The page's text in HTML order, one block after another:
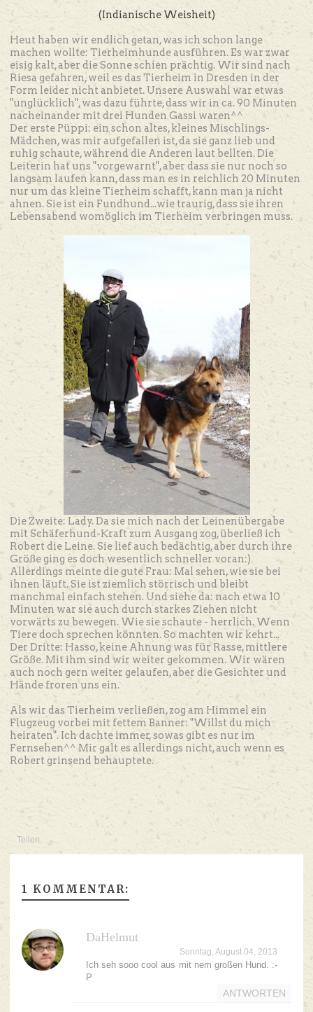
(Indianische Weisheit)
Heut haben wir endlich getan, was ich schon lange
machen wollte: Tierheimhunde ausführen. Es war zwar
eisig kalt, aber die Sonne schien prächtig. Wir sind nach
Riesa gefahren, weil es das Tierheim in Dresden in der
Form leider nicht anbietet. Unsere Auswahl war etwas
"unglücklich", was dazu führte, dass wir in ca. 90 Minuten
nacheinander mit drei Hunden Gassi waren^^
Der erste Püppi: ein schon altes, kleines Mischlings-
Mädchen, was mir aufgefallen ist, da sie ganz lieb und
ruhig schaute, während die Anderen laut bellten. Die
Leiterin hat uns "vorgewarnt", aber dass sie nur noch so
langsam laufen kann, dass man es in reichlich 20 Minuten
nur um das kleine Tierheim schafft, kann man ja nicht
ahnen. Sie ist ein Fundhund...wie traurig, dass sie ihren
Lebensabend womöglich im Tierheim verbringen muss.
Die Zweite: Lady. Da sie mich nach der Leinenübergabe
mit Schäferhund-Kraft zum Ausgang zog, überließ ich
Robert die Leine. Sie lief auch bedächtig, aber durch ihre
Größe ging es doch wesentlich schneller voran:)
Allerdings meinte die gute Frau: Mal sehen, wie sie bei
ihnen läuft. Sie ist ziemlich störrisch und bleibt
manchmal einfach stehen. Und siehe da: nach etwa 10
Minuten war sie auch durch starkes Ziehen nicht
vorwärts zu bewegen. Wie sie schaute - herrlich. Wenn
Tiere doch sprechen könnten. So machten wir kehrt...
Der Dritte: Hasso, keine Ahnung was für Rasse, mittlere
Größe. Mit ihm sind wir weiter gekommen. Wir wären
auch noch gern weiter gelaufen, aber die Gesichter und
Hände froren uns ein.
Als wir das Tierheim verließen, zog am Himmel ein
Flugzeug vorbei mit fettem Banner: "Willst du mich
heiraten". Ich dachte immer, sowas gibt es nur im
Fernsehen^^ Mir galt es allerdings nicht, auch wenn es
Robert grinsend behauptete.
Teilen
1 KOMMENTAR:
DaHelmut
Sonntag, August 04, 2013
Ich seh sooo cool aus mit nem großen Hund. :-
P
ANTWORTEN